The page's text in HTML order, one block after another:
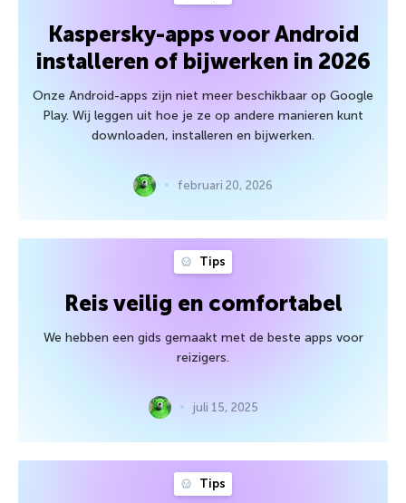
Kaspersky-apps voor Android
installeren of bijwerken in 2026
Onze Android-apps zijn niet meer beschikbaar op Google
Play. Wij leggen uit hoe je ze op andere manieren kunt
downloaden, installeren en bijwerken.
februari 20, 2026
Tips
Reis veilig en comfortabel
We hebben een gids gemaakt met de beste apps voor
reizigers.
juli 15, 2025
Tips